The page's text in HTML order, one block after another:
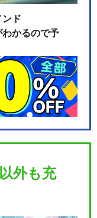
ド
かるので予
外も充